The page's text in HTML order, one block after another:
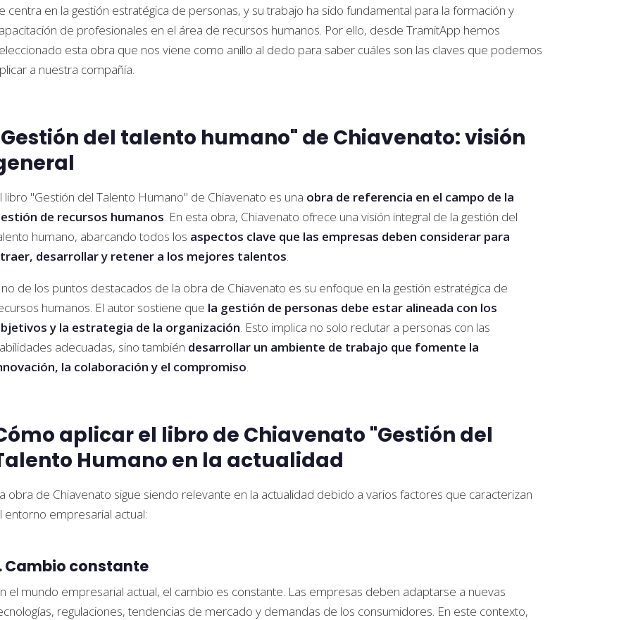
centra en la gestión estratégica de personas, y su trabajo ha sido fundamental para la formación y
de profesionales en el área de recursos humanos. Por ello, desde TramitApp hemos
esta obra que nos viene como anillo al dedo para saber cuáles son las claves que podemos
a nuestra compañía.
del talento humano" de Chiavenato: visión
libro "Gestión del Talento Humano" de Chiavenato es una obra de referencia en el campo de la
de recursos humanos. En esta obra, Chiavenato ofrece una visión integral de la gestión del
humano, abarcando todos los aspectos clave que las empresas deben considerar para
desarrollar y retener a los mejores talentos.
de los puntos destacados de la obra de Chiavenato es su enfoque en la gestión estratégica de
humanos. El autor sostiene que la gestión de personas debe estar alineada con los
y la estrategia de la organización. Esto implica no solo reclutar a personas con las
adecuadas, sino también desarrollar un ambiente de trabajo que fomente la
la colaboración y el compromiso.
aplicar el libro de Chiavenato "Gestión del
Humano en la actualidad
obra de Chiavenato sigue siendo relevante en la actualidad debido a varios factores que caracterizan
entorno empresarial actual:
Cambio constante
el mundo empresarial actual, el cambio es constante. Las empresas deben adaptarse a nuevas
regulaciones, tendencias de mercado y demandas de los consumidores. En este contexto,